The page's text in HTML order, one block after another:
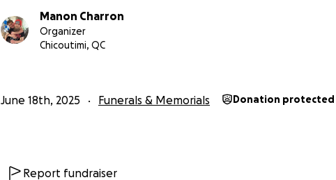
Manon Charron
Organizer
Chicoutimi, QC
June 18th, 2025 Funerals & Memorials Donation protected
Report fundraiser